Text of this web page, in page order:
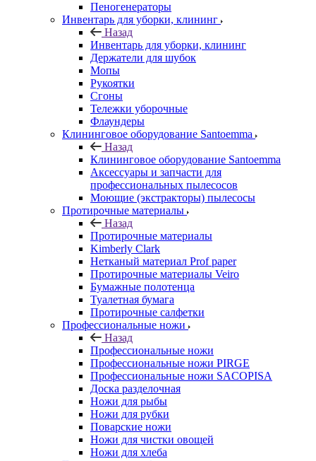
Пеногенераторы
Инвентарь для уборки, клининг
Назад
Инвентарь для уборки, клининг
Держатели для шубок
Мопы
Рукоятки
Сгоны
Тележки уборочные
Флаундеры
Клининговое оборудование Santoemma
Назад
Клининговое оборудование Santoemma
Аксессуары и запчасти для
профессиональных пылесосов
Моющие (экстракторы) пылесосы
Протирочные материалы
Назад
Протирочные материалы
Kimberly Clark
Нетканый материал Prof paper
Протирочные материалы Veiro
Бумажные полотенца
Туалетная бумага
Протирочные салфетки
Профессиональные ножи
Назад
Профессиональные ножи
Профессиональные ножи PIRGE
Профессиональные ножи SACOPISA
Доска разделочная
Ножи для рыбы
Ножи для рубки
Поварские ножи
Ножи для чистки овощей
Ножи для хлеба